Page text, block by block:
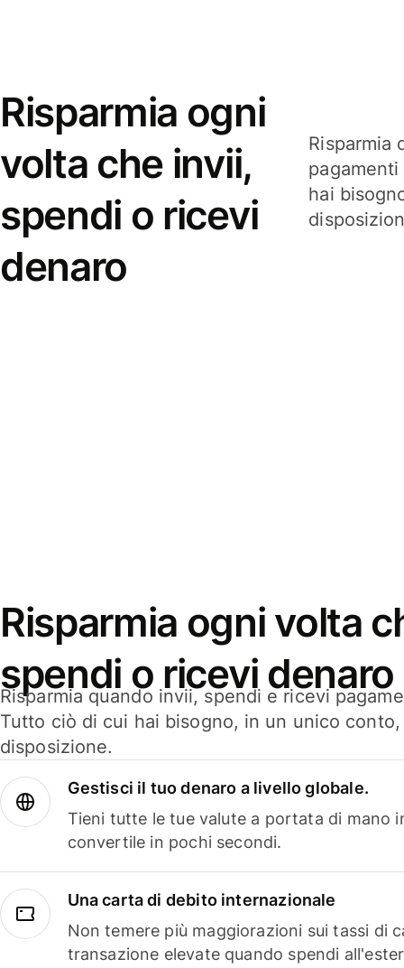
Risparmia ogni
volta che invii,
spendi o ricevi
denaro
Risparmia
hai
Risparmia ogni volta
spendi o ricevi denaro
Risparmia quando invii, spendi e ricevi
Tutto ciò di cui hai bisogno, in un unico
disposizione.
Gestisci il tuo denaro a livello globale.
Tieni tutte le tue valute a portata di mano
convertile in pochi secondi.
Una carta di debito internazionale
Non temere più maggiorazioni sui tassi di
transazione elevate quando spendi